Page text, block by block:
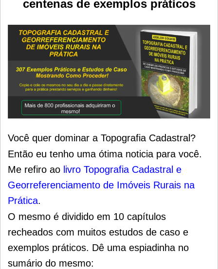
centenas de exemplos práticos
Você quer dominar a Topografia Cadastral?
Então eu tenho uma ótima noticia para você.
Me refiro ao livro Topografia Cadastral e
Georreferenciamento de Imóveis Rurais na
Prática.
O mesmo é dividido em 10 capítulos
recheados com muitos estudos de caso e
exemplos práticos. Dê uma espiadinha no
sumário do mesmo: